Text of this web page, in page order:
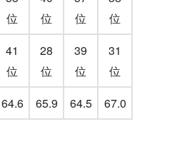
位
位
位
位
41
位
28
位
39
位
31
位
64.6 65.9 64.5 67.0